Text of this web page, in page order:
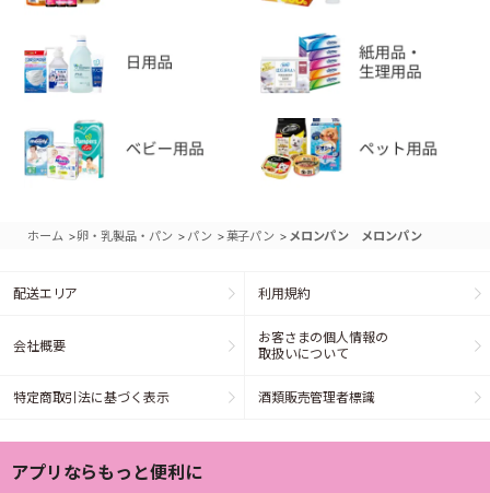
ホーム >卵・乳製品・パン > パン >菓子パン > メロンパン メロンパン
配送エリア 利用規約
会社概要
お客さまの個人情報の
取扱いについて
特定商取引法に基づく表示 酒類販売管理者標識
アプリならもっと便利に